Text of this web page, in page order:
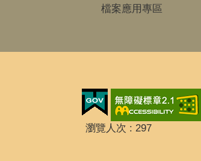
檔案應用專區
瀏覽人次 297